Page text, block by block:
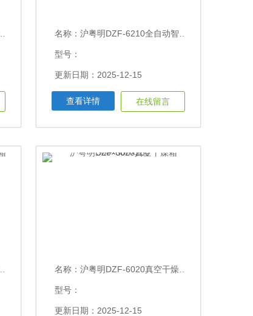
名称： 沪粤明DZF-6210全自动智能真空干燥箱
型号：
更新日期：2025-12-15
查看详情 在线留言
名称： 沪粤明DZF-6020真空干燥箱300×300×280
型号：
更新日期：2025-12-15